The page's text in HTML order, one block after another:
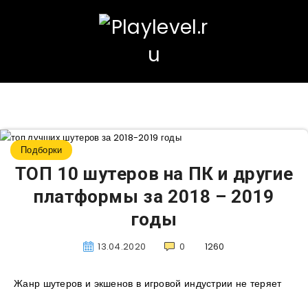
Подборки
ТОП 10 шутеров на ПК и другие
платформы за 2018 – 2019
годы
13.04.2020 0 1260
Жанр шутеров и экшенов в игровой индустрии не теряет